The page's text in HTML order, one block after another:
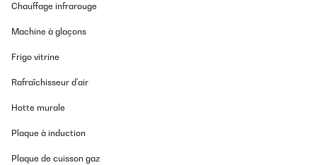
Chauffage infrarouge
Machine à glaçons
Frigo vitrine
Rafraîchisseur d'air
Hotte murale
Plaque à induction
Plaque de cuisson gaz